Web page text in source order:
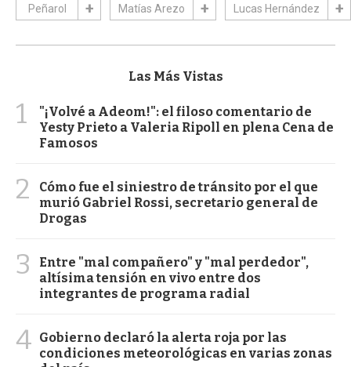
Peñarol Matías Arezo Lucas Hernández
Las Más Vistas
1
"¡Volvé a Adeom!": el filoso comentario de
Yesty Prieto a Valeria Ripoll en plena Cena de
Famosos
2
Cómo fue el siniestro de tránsito por el que
murió Gabriel Rossi, secretario general de
Drogas
3
Entre "mal compañero" y "mal perdedor",
altísima tensión en vivo entre dos
integrantes de programa radial
4 Gobierno declaró la alerta roja por las
condiciones meteorológicas en varias zonas